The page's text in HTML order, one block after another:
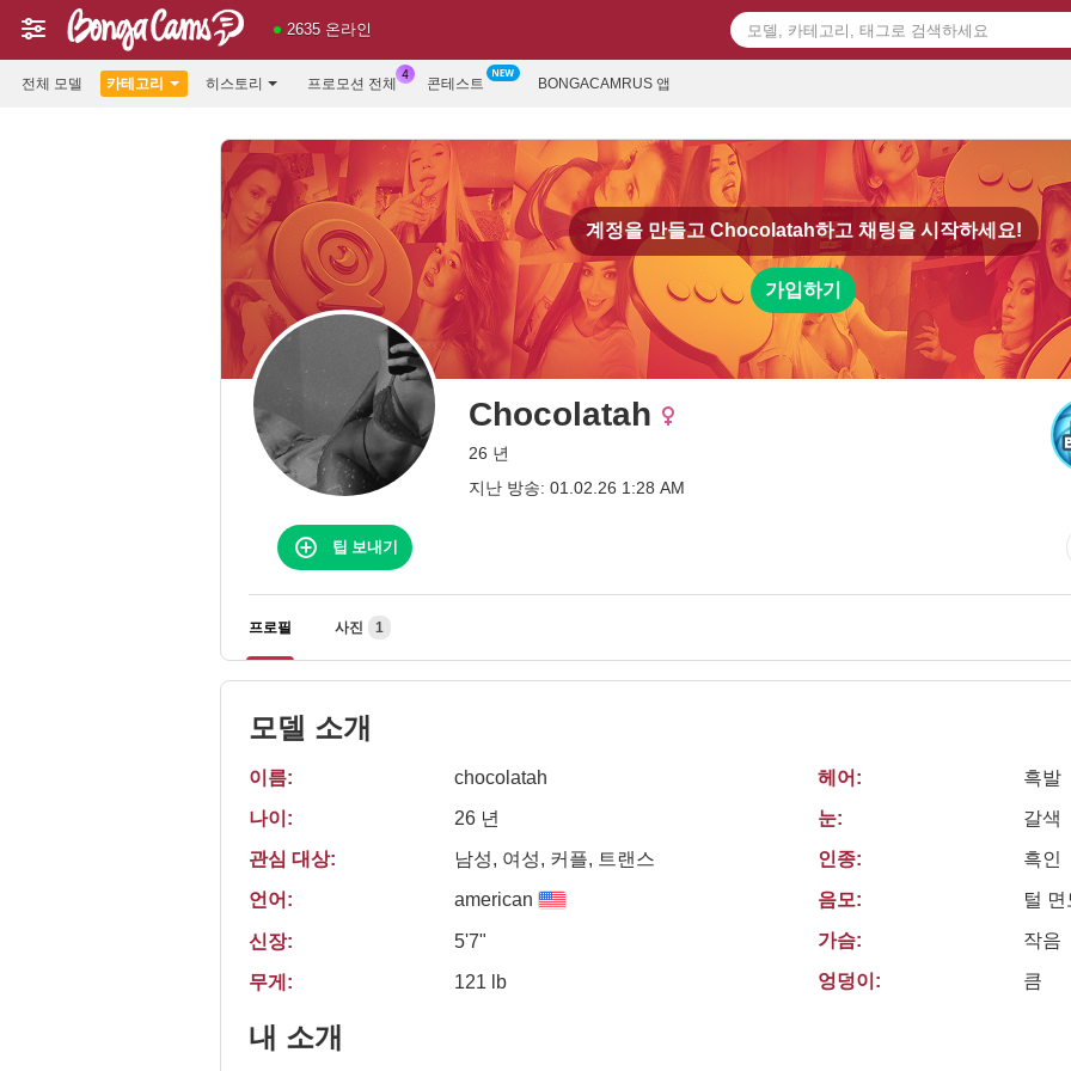
2635 온라인
전체 모델 카테고리 히스토리 프로모션 전체 콘테스트 BONGACAMRUS 앱
계정을 만들고 Chocolatah하고 채팅을 시작하세요!
가입하기
Chocolatah
26 년
지난 방송: 01.02.26 1:28 AM
팁 보내기
프로필 사진 1
모델 소개
이름:
chocolatah
나이:
26 년
관심 대상:
남성, 여성, 커플, 트랜스
언어:
american
신장:
5'7"
무게:
121 lb
헤어:
흑발
눈:
갈색
인종:
흑인
음모:
털
가슴:
작음
엉덩이:
큼
내 소개